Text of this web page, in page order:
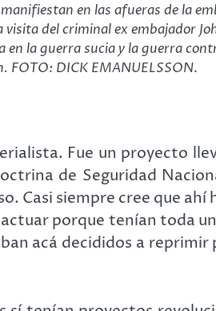
en las afueras de la
visita del criminal ex embajador
en la guerra sucia y la guerra
FOTO: DICK EMANUELSSON.
Fue un proyecto
de Seguridad
Casi siempre cree que
porque tenían toda
acá decididos a